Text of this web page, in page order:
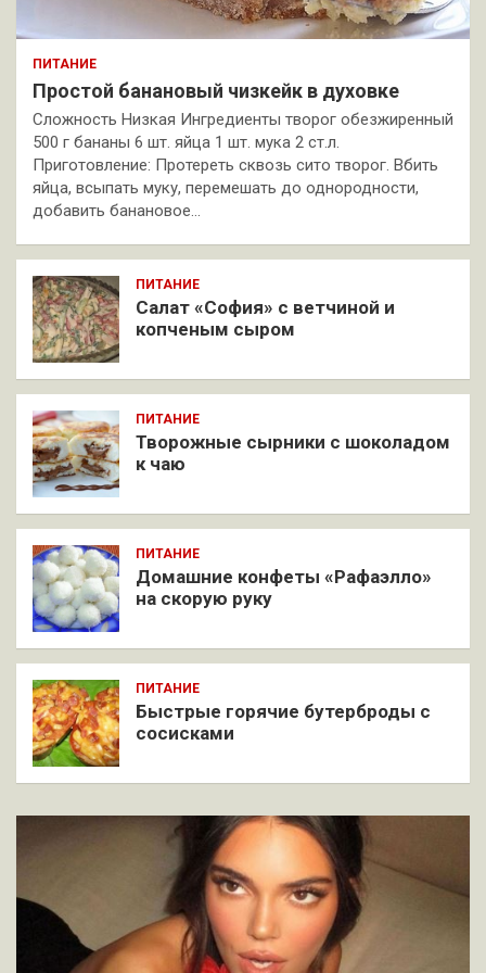
ПИТАНИЕ
Простой банановый чизкейк в духовке
Сложность Низкая Ингредиенты творог обезжиренный
500 г бананы 6 шт. яйца 1 шт. мука 2 ст.л.
Приготовление: Протереть сквозь сито творог. Вбить
яйца, всыпать муку, перемешать до однородности,
добавить банановое…
ПИТАНИЕ
Салат «София» с ветчиной и
копченым сыром
ПИТАНИЕ
Творожные сырники с шоколадом
к чаю
ПИТАНИЕ
Домашние конфеты «Рафаэлло»
на скорую руку
ПИТАНИЕ
Быстрые горячие бутерброды с
сосисками